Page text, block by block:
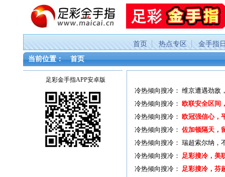
首页 热点专区
金手指
当前位置：首页
足彩金手指APP安卓版
冷热倾向搜冷： 维京遭遇劲敌
冷热倾向搜冷：
欧联安全区间
冷热倾向搜冷：
欧冠强信心，
冷热倾向搜冷： 佐加顿隔天，
冷热倾向搜冷： 瑞超索尔纳，
冷热倾向搜冷： 足彩搜冷，美
冷热倾向搜冷： 足彩搜冷，芬